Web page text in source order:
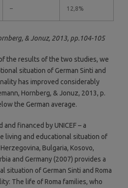
– 12,8%
& Jonuz, 2013, pp.104-105
the results of the two studies, we
situation of German Sinti and
has improved considerably
Hornberg, & Jonuz, 2013, p.
the German average.
financed by UNICEF – a
living and educational situation of
Bulgaria, Kosovo,
and Germany (2007) provides a
situation of German Sinti and Roma
The life of Roma families, who